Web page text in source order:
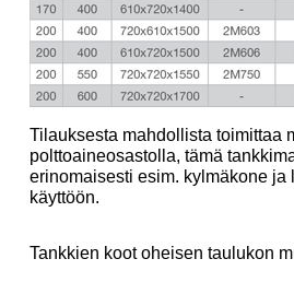
Tilauksesta mahdollista toimittaa
polttoaineosastolla, tämä
erinomaisesti esim. kylmäkone ja
käyttöön.
Tankkien koot oheisen taulukon